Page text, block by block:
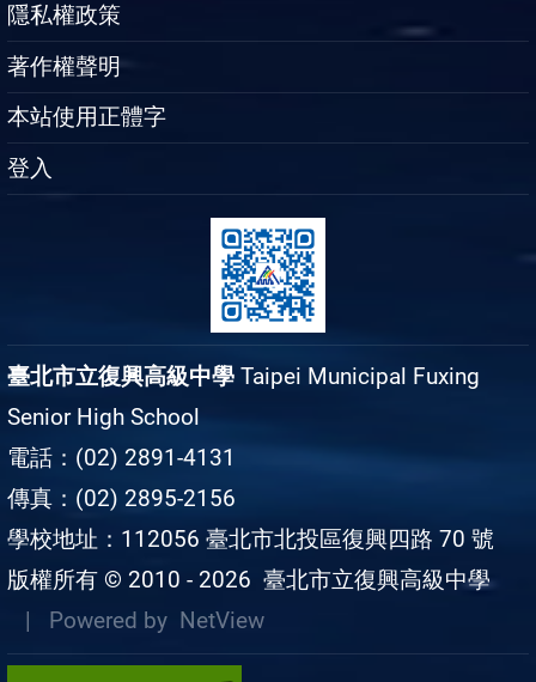
隱私權政策
著作權聲明
本站使用正體字
登入
臺北市立復興高級中學 Taipei Municipal Fuxing
Senior High School
電話：(02) 2891-4131
傳真：(02) 2895-2156
學校地址：112056 臺北市北投區復興四路 70 號
版權所有 © 2010 - 2026 臺北市立復興高級中學
| Powered by NetView